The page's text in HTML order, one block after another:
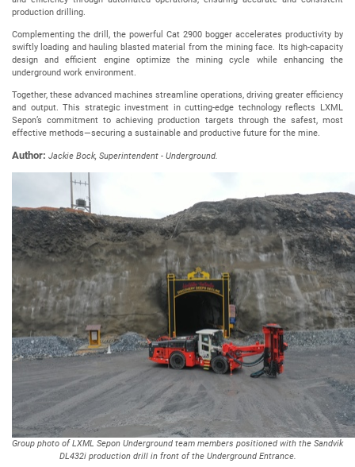
production drilling.
Complementing the drill, the powerful Cat 2900 bogger accelerates productivity by
swiftly loading and hauling blasted material from the mining face. Its high-capacity
design and efficient engine optimize the mining cycle while enhancing the
underground work environment.
Together, these advanced machines streamline operations, driving greater efficiency
and output. This strategic investment in cutting-edge technology reflects LXML
Sepon’s commitment to achieving production targets through the safest, most
effective methods—securing a sustainable and productive future for the mine.
Author: Jackie Bock, Superintendent - Underground.
Group photo of LXML Sepon Underground team members positioned with the Sandvik
DL432i production drill in front of the Underground Entrance.